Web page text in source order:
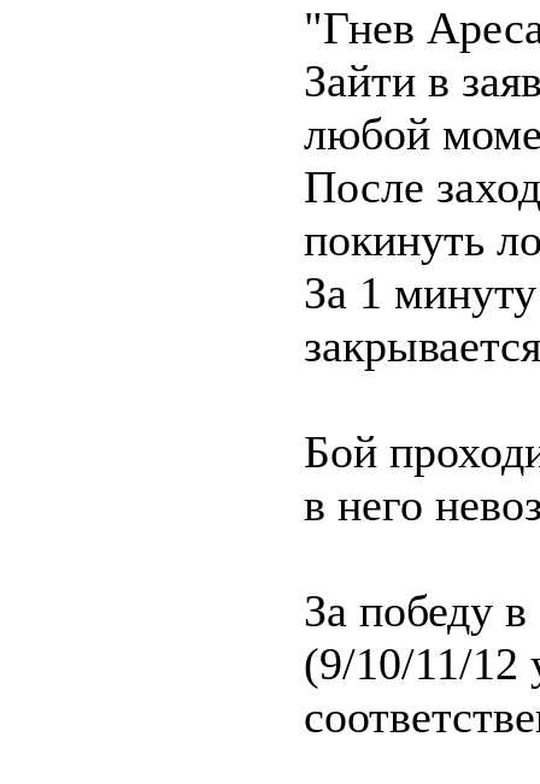
"Гнев
Зайти в
любой
После
покинуть
За 1
Бой
в него
За победу
(9/10/11/12